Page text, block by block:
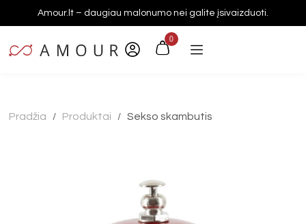
Amour.lt – daugiau malonumo nei galite įsivaizduoti.
0
Pradžia / Produktai / Sekso skambutis